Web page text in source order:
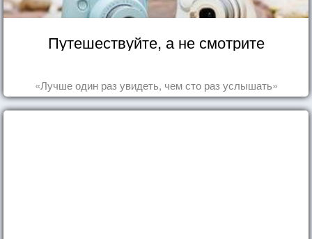
Путешествуйте, а не смотрите
«Лучше один раз увидеть, чем сто раз услышать»